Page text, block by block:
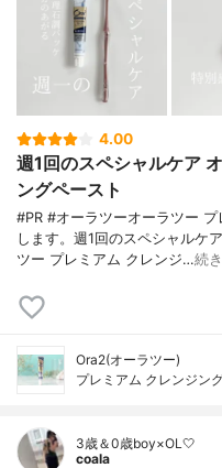
4.00
週1回のスペシャルケア
ングペースト
#PR #オーラツーオーラツー
します。週1回のスペシャルケ
ツー プレミアム クレンジ…続
Ora2(オーラツー)
プレミアム クレンジン
3歳＆0歳boy×OL🤍
coala